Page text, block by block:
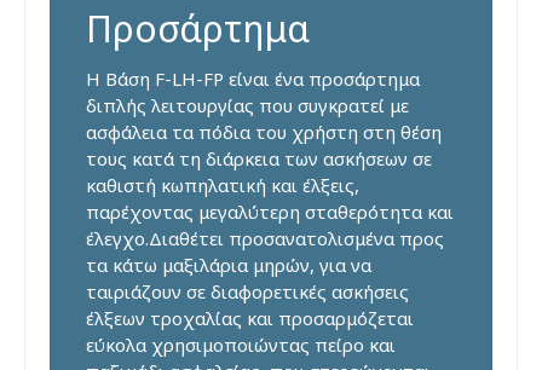
Προσάρτημα
Η Βάση F-LH-FP είναι ένα προσάρτημα
διπλής λειτουργίας που συγκρατεί με
ασφάλεια τα πόδια του χρήστη στη θέση
τους κατά τη διάρκεια των ασκήσεων σε
καθιστή κωπηλατική και έλξεις,
παρέχοντας μεγαλύτερη σταθερότητα και
έλεγχο.Διαθέτει προσανατολισμένα προς
τα κάτω μαξιλάρια μηρών, για να
ταιριάζουν σε διαφορετικές ασκήσεις
έλξεων τροχαλίας και προσαρμόζεται
εύκολα χρησιμοποιώντας πείρο και